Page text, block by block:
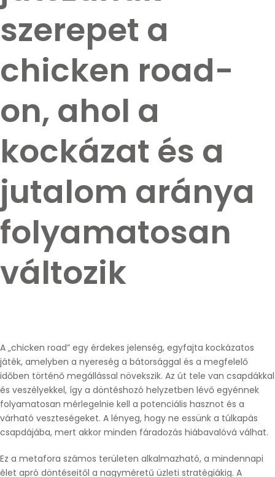
szerepet a
chicken road-
on, ahol a
kockázat és a
jutalom aránya
folyamatosan
változik
A „chicken road” egy érdekes jelenség, egyfajta kockázatos
játék, amelyben a nyereség a bátorsággal és a megfelelő
időben történő megállással növekszik. Az út tele van csapdákkal
és veszélyekkel, így a döntéshozó helyzetben lévő egyénnek
folyamatosan mérlegelnie kell a potenciális hasznot és a
várható veszteségeket. A lényeg, hogy ne essünk a túlkapás
csapdájába, mert akkor minden fáradozás hiábavalóvá válhat.
Ez a metafora számos területen alkalmazható, a mindennapi
élet apró döntéseitől a nagyméretű üzleti stratégiákig. A